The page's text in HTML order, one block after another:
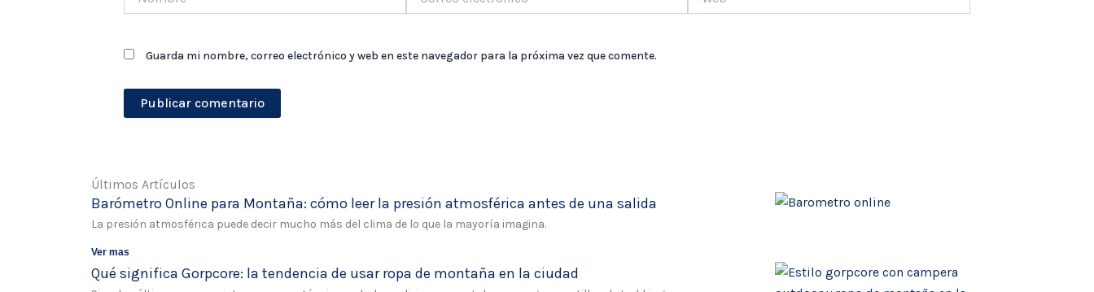
electrónico*
Guarda mi nombre, correo electrónico y web en este navegador para la próxima vez que comente.
Últimos Artículos
Barómetro Online para Montaña: cómo leer la presión atmosférica antes de una salida
La presión atmosférica puede decir mucho más del clima de lo que la mayoría imagina.
Ver mas
Qué significa Gorpcore: la tendencia de usar ropa de montaña en la ciudad